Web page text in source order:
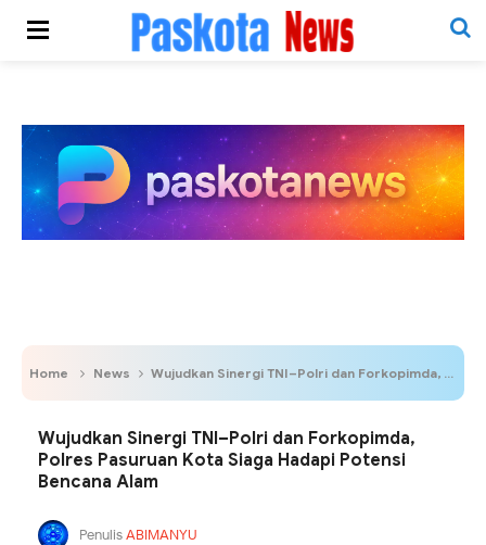
Home News Wujudkan Sinergi TNI–Polri dan Forkopimda, Polres Pasuruan Kota Siaga Hadapi Potensi Bencana Alam
Wujudkan Sinergi TNI–Polri dan Forkopimda,
Polres Pasuruan Kota Siaga Hadapi Potensi
Bencana Alam
PenulisABIMANYU